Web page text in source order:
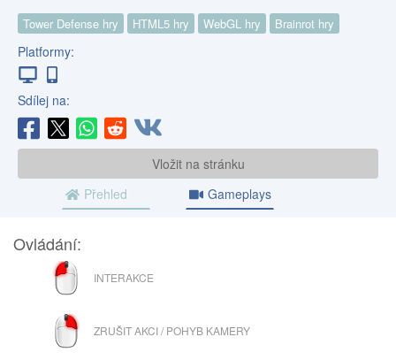
Tower Defense hry HTML5 hry WebGL hry Brainrot hry
Platformy:
Sdílej na:
Vložit na stránku
Přehled
Gameplays
Ovládání:
LEVÉ
TLAČÍTKO
MYŠI
INTERAKCE
PRAVÉ
TLAČÍTKO
MYŠI
ZRUŠIT AKCI / POHYB KAMERY